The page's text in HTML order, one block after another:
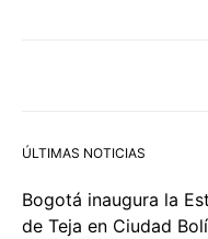
ÚLTIMAS NOTICIAS
Bogotá inaugura la
de Teja en Ciudad